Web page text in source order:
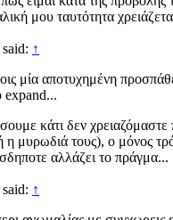
μου ταυτότητα
↑
μία αποτυχημένη
κάτι δεν
η μυρωδιά τους), ο μόνος
αλλάζει το πράγμα...
↑